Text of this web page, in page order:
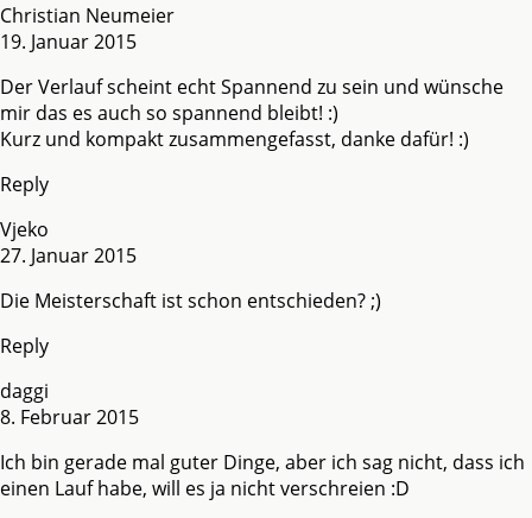
Christian Neumeier
19. Januar 2015
Der Verlauf scheint echt Spannend zu sein und wünsche
mir das es auch so spannend bleibt! :)
Kurz und kompakt zusammengefasst, danke dafür! :)
Reply
Vjeko
27. Januar 2015
Die Meisterschaft ist schon entschieden? ;)
Reply
daggi
8. Februar 2015
Ich bin gerade mal guter Dinge, aber ich sag nicht, dass ich
einen Lauf habe, will es ja nicht verschreien :D